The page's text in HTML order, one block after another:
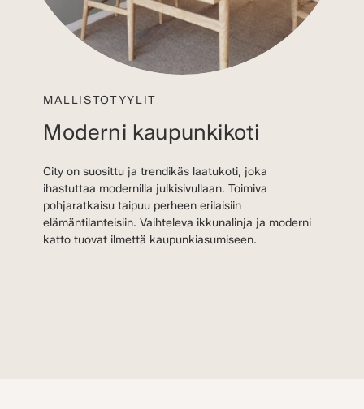
MALLISTOTYYLIT
Moderni kaupunkikoti
City on suosittu ja trendikäs laatukoti, joka
ihastuttaa modernilla julkisivullaan. Toimiva
pohjaratkaisu taipuu perheen erilaisiin
elämäntilanteisiin. Vaihteleva ikkunalinja ja moderni
katto tuovat ilmettä kaupunkiasumiseen.